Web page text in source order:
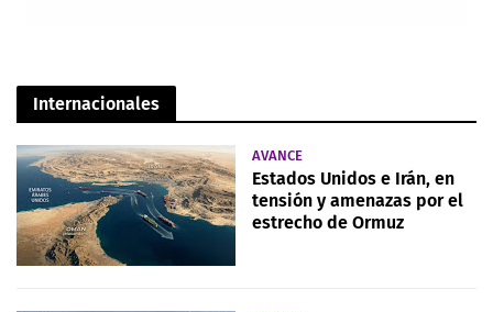
Internacionales
AVANCE
Estados Unidos e Irán, en
tensión y amenazas por el
estrecho de Ormuz